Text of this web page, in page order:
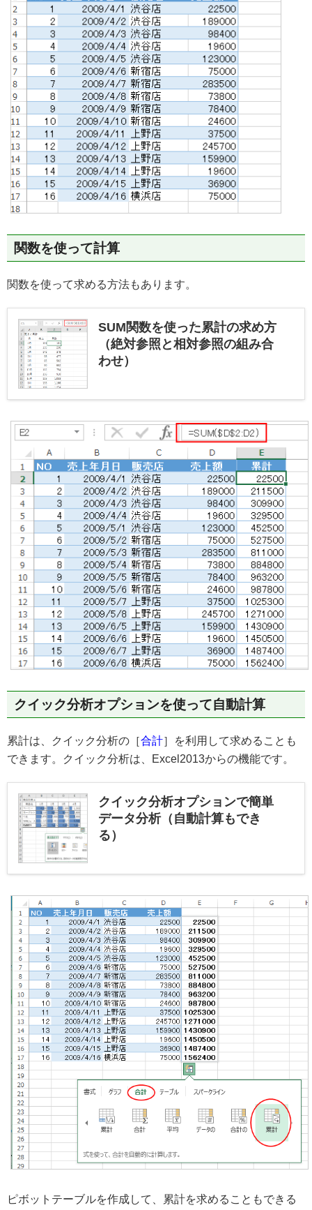
関数を使って計算
関数を使って求める方法もあります。
SUM関数を使った累計の求め方
（絶対参照と相対参照の組み合
わせ）
クイック分析オプションを使って自動計算
累計は、クイック分析の［合計］を利用して求めることも
できます。クイック分析は、Excel2013からの機能です。
クイック分析オプションで簡単
データ分析（自動計算もでき
る）
ピボットテーブルを作成して、累計を求めることもできる